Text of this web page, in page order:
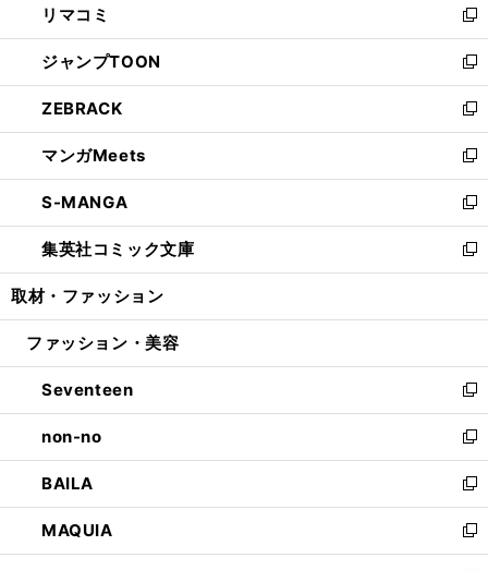
で
開
く
ド
ウ
で
開
く
ィ
ン
ド
ウ
で
開
く
い
ウ
ィ
ン
ド
ウ
で
開
く
リマコミ
新
し
い
ウ
ィ
ン
ド
ウ
で
開
く
ジャンプTOON
新
し
い
ウ
ィ
ン
ド
ウ
で
開
ZEBRACK
新
し
い
ウ
ィ
ン
ド
ウ
開
マンガMeets
新
し
い
ウ
ィ
ン
ウ
開
く
S-MANGA
新
し
い
ウ
ン
ウ
で
開
く
集英社コミック文庫
新
し
ウ
ン
ド
ウ
で
開
く
取材・ファッション
ファッション・美容
Seventeen
新
し
い
ウ
ィ
ン
ド
ウ
non-no
新
し
い
ウ
ィ
ン
BAILA
新
し
い
ウ
MAQUIA
新
し